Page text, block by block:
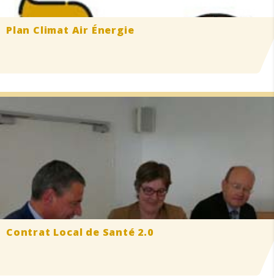
Plan Climat Air Énergie
Contrat Local de Santé 2.0